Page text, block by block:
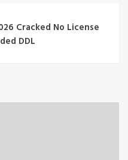
Cracked No License
DDL